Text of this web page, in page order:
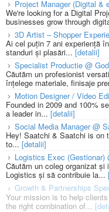
Project Manager (Digital &
We're looking for a Digital
businesses grow through
3D Artist – Shopper
Ai cel puțin 7 ani experiență
standuri și plasări...[detalii]
Specialist Productie @
Căutăm un profesionist
înțelege materiale, finisaje
Motion Designer / Video
Founded in 2009 and 100%
a leader in... [detalii]
Social Media Manager @
Hey! Saatchi & Saatchi is on
to... [detalii]
Logistics Exec (Gestionar)
Căutăm un coleg organizat
Logistics și să contribuie la...
Growth & Partnerships
Your mission is to help
the right combination of...